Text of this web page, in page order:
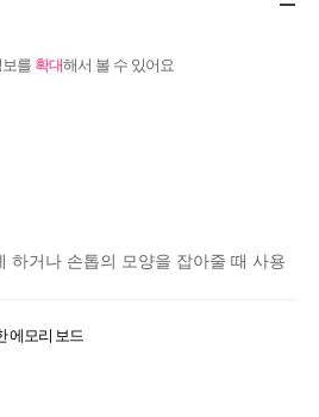
를 확대해서 볼 수 있어요
하거나 손톱의 모양을 잡아줄 때 사용
에모리 보드